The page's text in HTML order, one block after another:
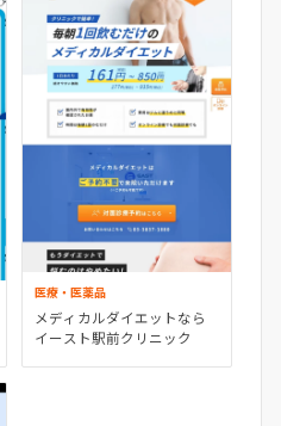
医療・医薬品
メディカルダイエットなら
イースト駅前クリニック